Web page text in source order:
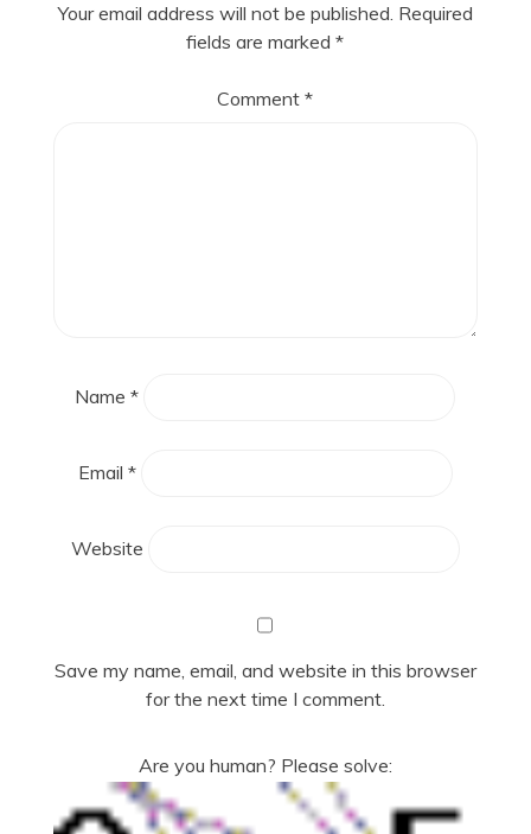
Your email address will not be published. Required
fields are marked*
Comment*
Name*
Email *
Website
Save my name, email, and website in this browser
for the next time I comment.
Are you human? Please solve: